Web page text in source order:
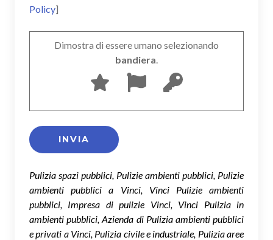
Policy]
Dimostra di essere umano selezionando
bandiera.
Pulizia spazi pubblici, Pulizie ambienti pubblici, Pulizie
ambienti pubblici a Vinci, Vinci Pulizie ambienti
pubblici, Impresa di pulizie Vinci, Vinci Pulizia in
ambienti pubblici, Azienda di Pulizia ambienti pubblici
e privati a Vinci, Pulizia civile e industriale, Pulizia aree